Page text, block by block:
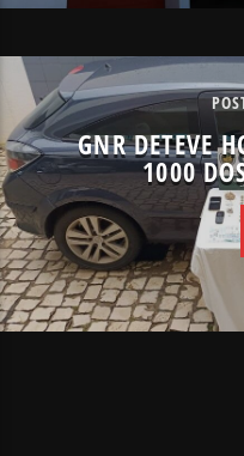
GNR DETEVE
1000